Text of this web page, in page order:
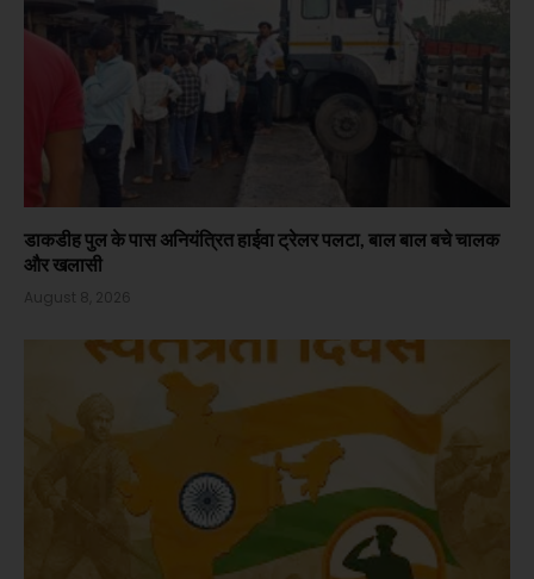
डाकडीह पुल के पास अनियंत्रित हाईवा ट्रेलर पलटा, बाल बाल बचे चालक
और खलासी
August 8, 2026